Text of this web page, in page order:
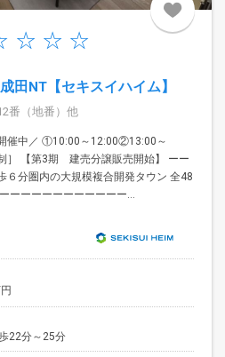
田NT【セキスイハイム】
番（地番）他
催中／ ①10:00～12:00②13:00～
］ 【第3期 建売分譲販売開始】 ーー
６分圏内の大規模複合開発タウン 全48
ーーーーーーーーーーー...
22分～25分